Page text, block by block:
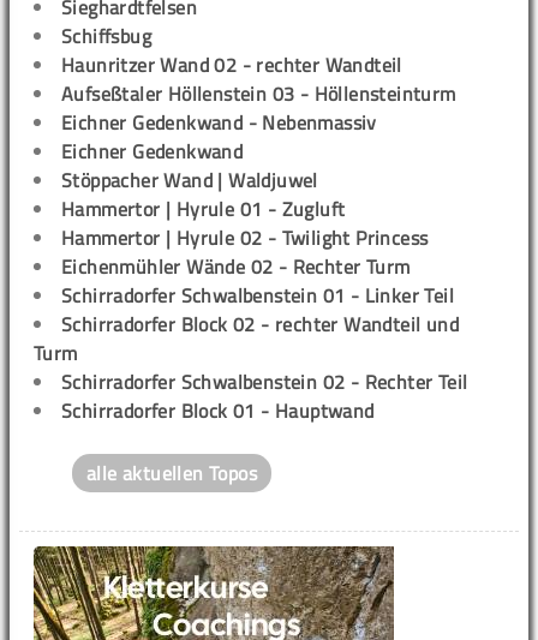
Sieghardtfelsen
Schiffsbug
Haunritzer Wand 02 - rechter Wandteil
Aufseßtaler Höllenstein 03 - Höllensteinturm
Eichner Gedenkwand - Nebenmassiv
Eichner Gedenkwand
Stöppacher Wand | Waldjuwel
Hammertor | Hyrule 01 - Zugluft
Hammertor | Hyrule 02 - Twilight Princess
Eichenmühler Wände 02 - Rechter Turm
Schirradorfer Schwalbenstein 01 - Linker Teil
Schirradorfer Block 02 - rechter Wandteil und
Turm
Schirradorfer Schwalbenstein 02 - Rechter Teil
Schirradorfer Block 01 - Hauptwand
alle aktuellen Topos